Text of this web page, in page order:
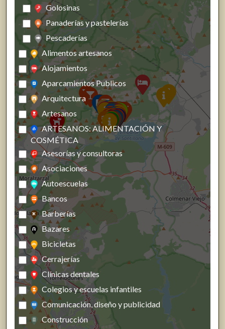
Golosinas
Panaderías y pastelerías
Pescaderías
Alimentos artesanos
Alojamientos
Aparcamientos Publicos
Arquitectura
Artesanos
ARTESANOS: ALIMENTACIÓN Y
COSMÉTICA
Asesorías y consultoras
Asociaciones
Autoescuelas
Bancos
Barberías
Bazares
Bicicletas
Cerrajerías
Clínicas dentales
Colegios y escuelas infantiles
Comunicación, diseño y publicidad
Construcción